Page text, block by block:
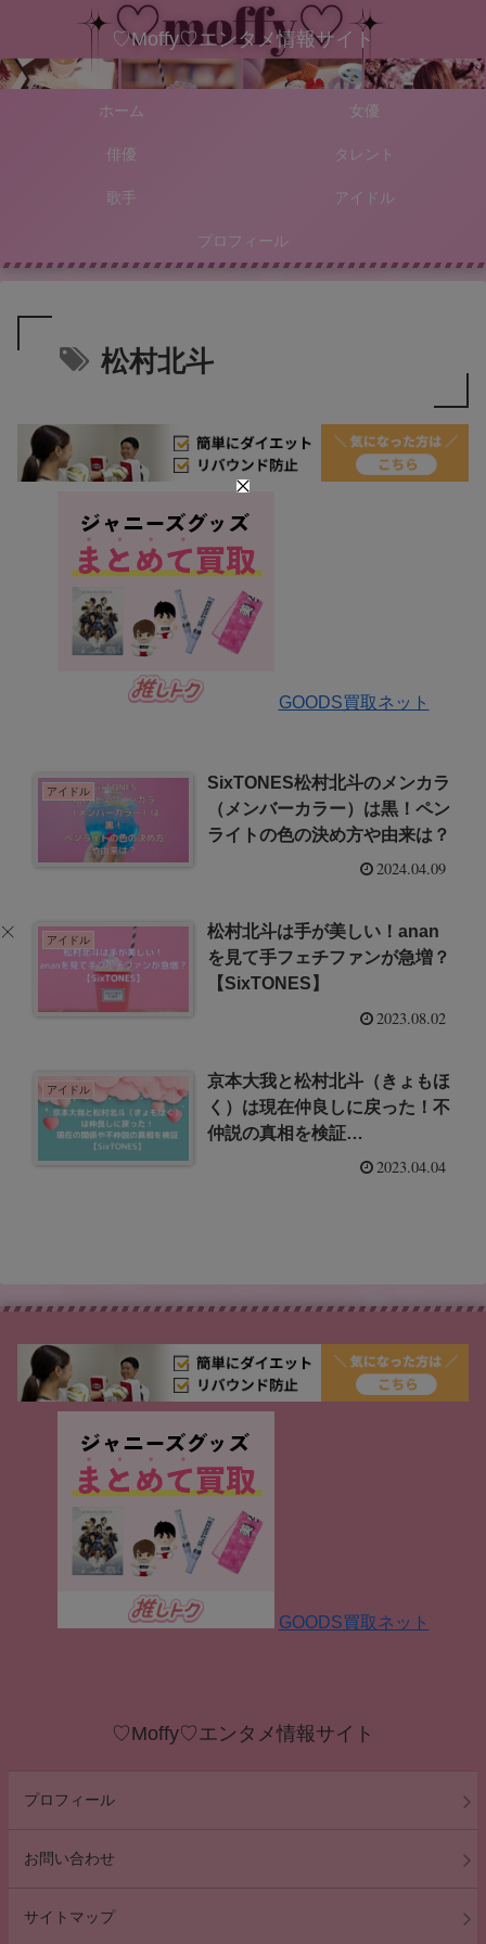
♡Moffy♡エンタメ情報サイト
ホーム 女優
俳優 タレント
歌手 アイドル
プロフィール
松村北斗
GOODS買取ネット
アイドル
SixTONES松村北斗のメンカラ
（メンバーカラー）は黒！ペン
ライトの色の決め方や由来は？
2024.04.09
アイドル
松村北斗は手が美しい！anan
を見て手フェチファンが急増？
【SixTONES】
2023.08.02
アイドル
京本大我と松村北斗（きょもほ
く）は現在仲良しに戻った！不
仲説の真相を検証
2023.04.04
GOODS買取ネット
♡Moffy♡エンタメ情報サイト
プロフィール
お問い合わせ
サイトマップ